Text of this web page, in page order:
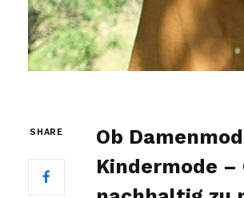
SHARE
Ob
Kindermode